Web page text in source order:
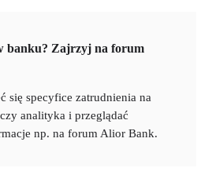
banku? Zajrzyj na forum
się specyfice zatrudnienia na
analityka i przeglądać
np. na forum Alior Bank.